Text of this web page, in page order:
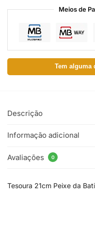
Meios de
Tem alguma
Descrição
Informação adicional
Avaliações 0
Tesoura 21cm Peixe da